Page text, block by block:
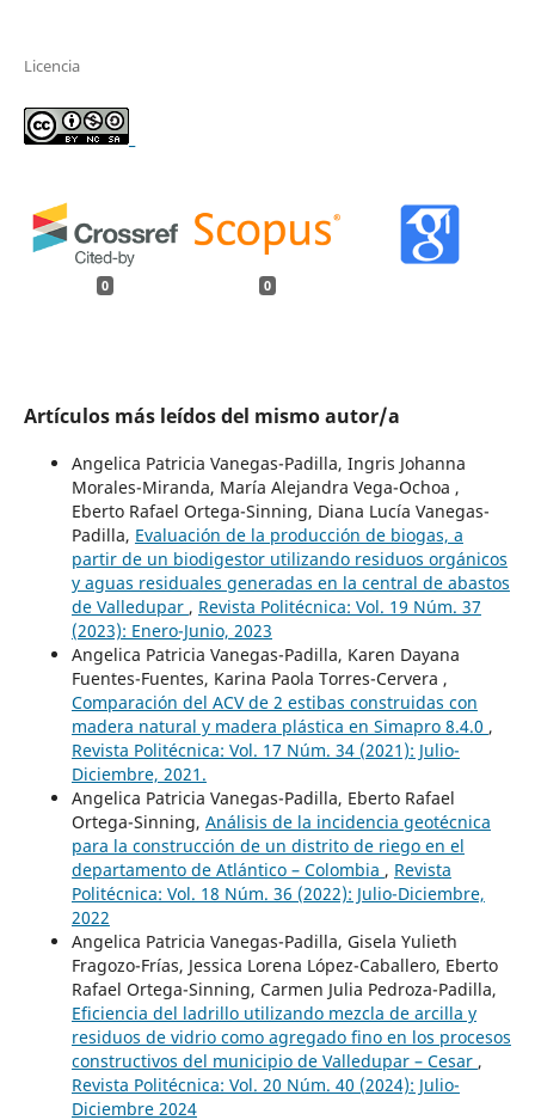
Licencia
_
0 0
Artículos más leídos del mismo autor/a
Angelica Patricia Vanegas-Padilla, Ingris Johanna
Morales-Miranda, María Alejandra Vega-Ochoa ,
Eberto Rafael Ortega-Sinning, Diana Lucía Vanegas-
Padilla, Evaluación de la producción de biogas, a
partir de un biodigestor utilizando residuos orgánicos
y aguas residuales generadas en la central de abastos
de Valledupar , Revista Politécnica: Vol. 19 Núm. 37
(2023): Enero-Junio, 2023
Angelica Patricia Vanegas-Padilla, Karen Dayana
Fuentes-Fuentes, Karina Paola Torres-Cervera ,
Comparación del ACV de 2 estibas construidas con
madera natural y madera plástica en Simapro 8.4.0 ,
Revista Politécnica: Vol. 17 Núm. 34 (2021): Julio-
Diciembre, 2021.
Angelica Patricia Vanegas-Padilla, Eberto Rafael
Ortega-Sinning, Análisis de la incidencia geotécnica
para la construcción de un distrito de riego en el
departamento de Atlántico – Colombia , Revista
Politécnica: Vol. 18 Núm. 36 (2022): Julio-Diciembre,
2022
Angelica Patricia Vanegas-Padilla, Gisela Yulieth
Fragozo-Frías, Jessica Lorena López-Caballero, Eberto
Rafael Ortega-Sinning, Carmen Julia Pedroza-Padilla,
Eficiencia del ladrillo utilizando mezcla de arcilla y
residuos de vidrio como agregado fino en los procesos
constructivos del municipio de Valledupar – Cesar ,
Revista Politécnica: Vol. 20 Núm. 40 (2024): Julio-
Diciembre 2024